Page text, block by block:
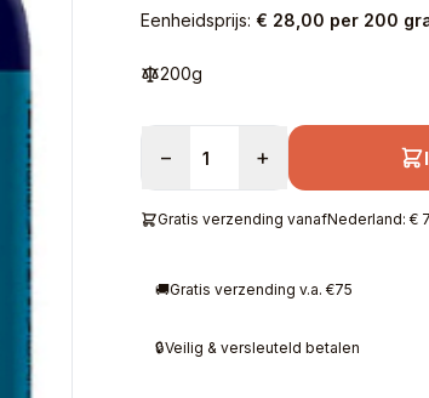
Eenheidsprijs: € 28,00 per 200
200g
− +
Gratis verzending vanafNederland: €
🚚Gratis verzending v.a. €75
🔒Veilig & versleuteld betalen